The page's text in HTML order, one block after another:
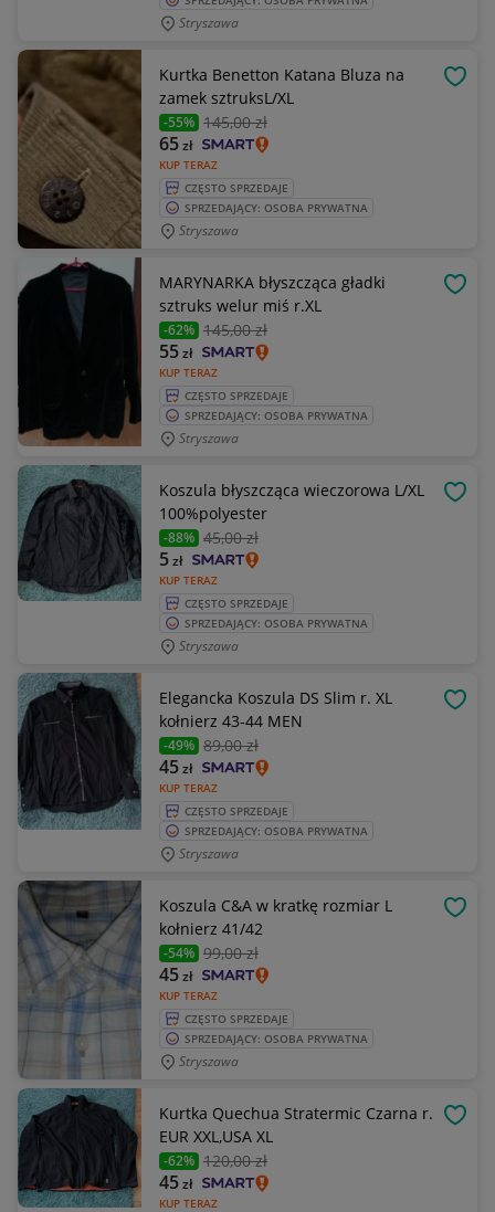
Stryszawa
Kurtka Benetton Katana Bluza na
zamek sztruksL/XL
-55% 145,00 zł
KUP TERAZ
65zł
CZĘSTO SPRZEDAJE
SPRZEDAJĄCY: OSOBA PRYWATNA
Stryszawa
MARYNARKA błyszcząca gładki
sztruks welur miś r.XL
-62% 145,00 zł
KUP TERAZ
55zł
CZĘSTO SPRZEDAJE
SPRZEDAJĄCY: OSOBA PRYWATNA
Stryszawa
Koszula błyszcząca wieczorowa L/XL
100%polyester
-88% 45,00 zł
KUP TERAZ
5zł
CZĘSTO SPRZEDAJE
SPRZEDAJĄCY: OSOBA PRYWATNA
Stryszawa
Elegancka Koszula DS Slim r. XL
kołnierz 43-44 MEN
-49% 89,00 zł
KUP TERAZ
45zł
CZĘSTO SPRZEDAJE
SPRZEDAJĄCY: OSOBA PRYWATNA
Stryszawa
Koszula C&A w kratkę rozmiar L
kołnierz 41/42
-54% 99,00 zł
KUP TERAZ
45zł
CZĘSTO SPRZEDAJE
SPRZEDAJĄCY: OSOBA PRYWATNA
Stryszawa
Kurtka Quechua Stratermic Czarna r.
EUR XXL,USA XL
-62% 120,00 zł
KUP TERAZ
45zł